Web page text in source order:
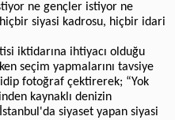
ne gençler istiyor ne
siyasi kadrosu, hiçbir idari
iktidarına ihtiyacı olduğu
seçim yapmalarını tavsiye
fotoğraf çektirerek; “Yok
kaynaklı denizin
siyaset yapan siyasi